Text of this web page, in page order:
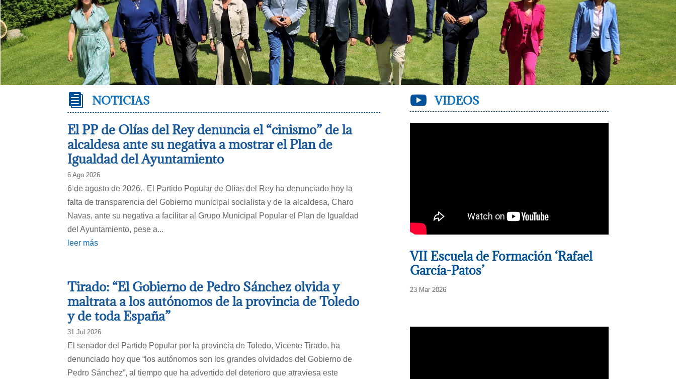
 NOTICIAS
El PP de Olías del Rey denuncia el “cinismo” de la
alcaldesa ante su negativa a mostrar el Plan de
Igualdad del Ayuntamiento
6 Ago 2026
6 de agosto de 2026.- El Partido Popular de Olías del Rey ha denunciado hoy la
falta de transparencia del Gobierno municipal socialista y de la alcaldesa, Charo
Navas, ante su negativa a facilitar al Grupo Municipal Popular el Plan de Igualdad
del Ayuntamiento, pese a...
leer más
Tirado: “El Gobierno de Pedro Sánchez olvida y
maltrata a los autónomos de la provincia de Toledo
y de toda España”
31 Jul 2026
El senador del Partido Popular por la provincia de Toledo, Vicente Tirado, ha
denunciado hoy que “los autónomos son los grandes olvidados del Gobierno de
Pedro Sánchez”, al tiempo que ha advertido del deterioro que atraviesa este
 VIDEOS
VII Escuela de Formación ‘Rafael
García-Patos’
23 Mar 2026